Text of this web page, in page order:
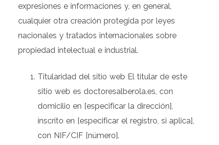
expresiones e informaciones y, en general,
cualquier otra creación protegida por leyes
nacionales y tratados internacionales sobre
propiedad intelectual e industrial.
Titularidad del sitio web El titular de este
sitio web es doctoresalberola.es, con
domicilio en [especificar la dirección],
inscrito en [especificar el registro, si aplica],
con NIF/CIF [número].